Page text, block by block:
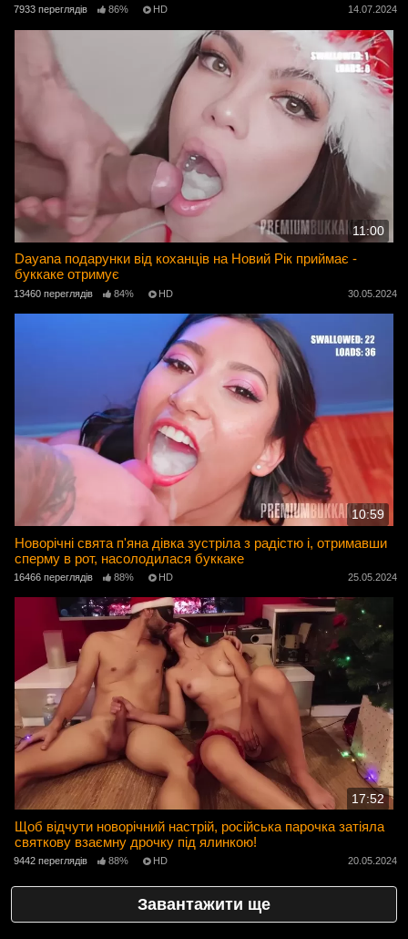
7933 переглядів 86% HD 14.07.2024
11:00
Dayana подарунки від коханців на Новий Рік приймає -
буккаке отримує
13460 переглядів 84% HD 30.05.2024
10:59
Новорічні свята п'яна дівка зустріла з радістю і, отримавши
сперму в рот, насолодилася буккаке
16466 переглядів 88% HD 25.05.2024
17:52
Щоб відчути новорічний настрій, російська парочка затіяла
святкову взаємну дрочку під ялинкою!
9442 переглядів 88% HD 20.05.2024
Завантажити ще